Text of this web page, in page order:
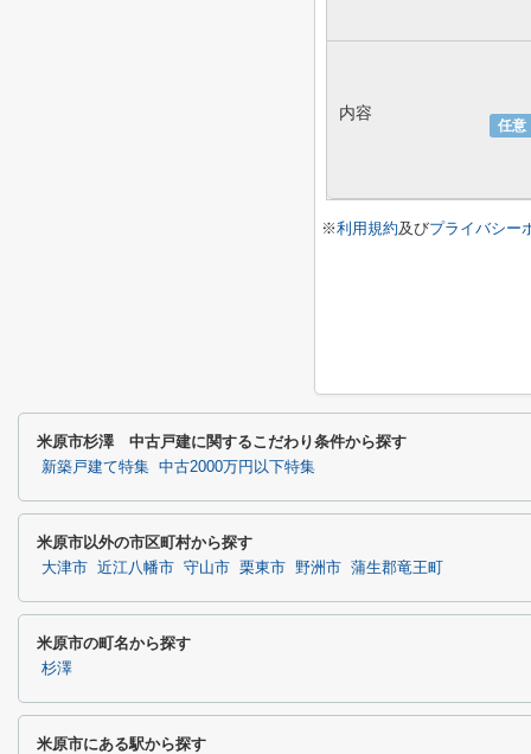
任意
内容
※利用規約及びプライバシー
米原市杉澤 中古戸建に関するこだわり条件から探す
新築戸建て特集 中古2000万円以下特集
米原市以外の市区町村から探す
大津市 近江八幡市 守山市 栗東市 野洲市 蒲生郡竜王町
米原市の町名から探す
杉澤
米原市にある駅から探す